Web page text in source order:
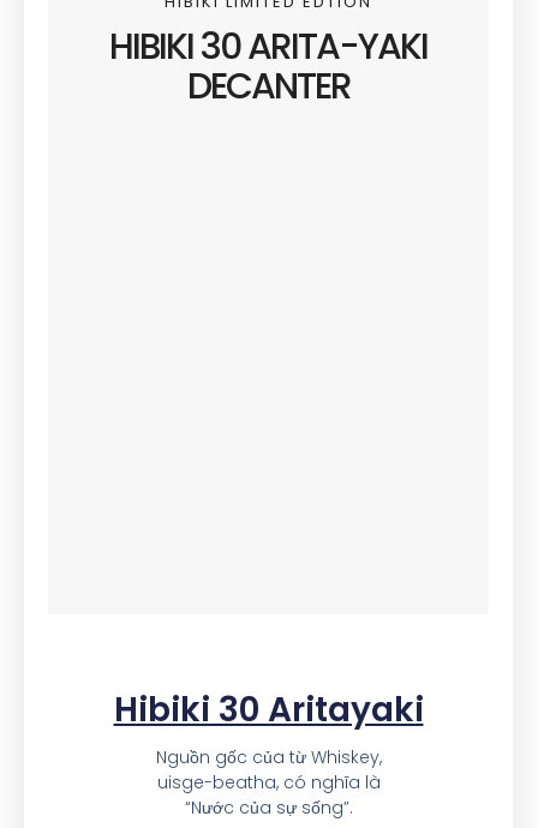
HIBIKI 30 ARITA-YAKI
DECANTER
Hibiki 30 Aritayaki
Nguồn gốc của từ Whiskey,
uisge-beatha, có nghĩa là
“Nước của sự sống”.